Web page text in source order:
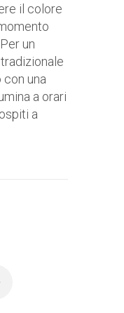
il colore
un
una
a orari
a